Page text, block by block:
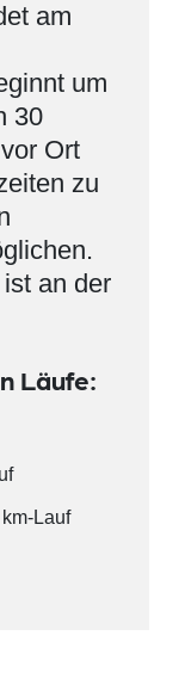
am
um
30
Ort
zu
an der
Läufe:
Lauf